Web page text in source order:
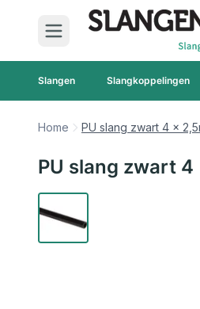
Ga naar de inhoud
Slangen Slangkoppelingen
Home PU slang zwart 4 x
PU slang zwart